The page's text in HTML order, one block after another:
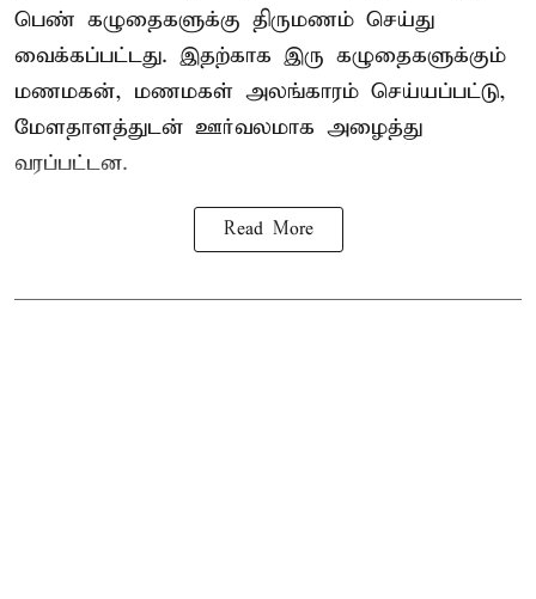
பெண் கழுதைகளுக்கு திருமணம் செய்து
வைக்கப்பட்டது. இதற்காக இரு கழுதைகளுக்கும்
மணமகன், மணமகள் அலங்காரம் செய்யப்பட்டு,
மேளதாளத்துடன் ஊர்வலமாக அழைத்து
வரப்பட்டன.
Read More